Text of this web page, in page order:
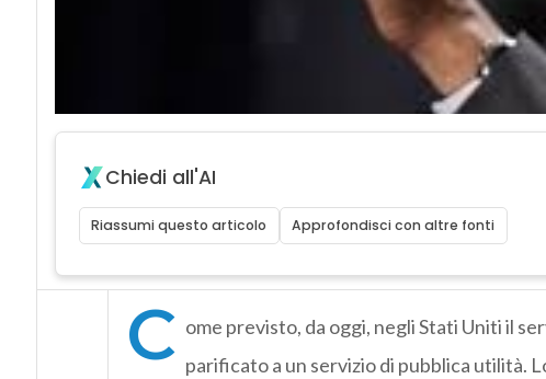
Chiedi all'AI
Riassumi questo articolo Approfondisci con altre fonti
C ome previsto, da oggi, negli Stati Uniti il
parificato a un servizio di pubblica utilità.